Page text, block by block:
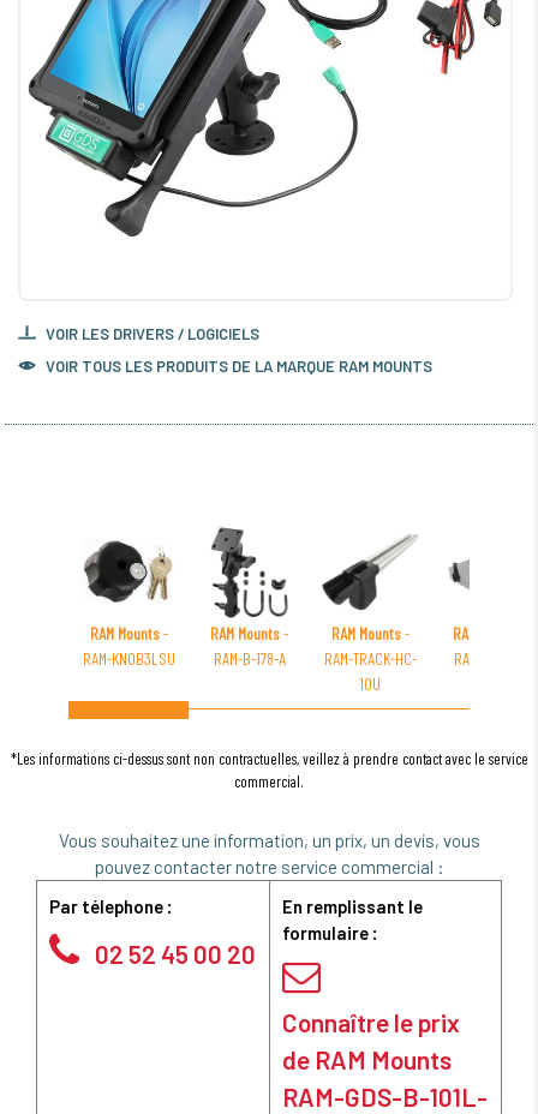
VOIR LES DRIVERS / LOGICIELS
VOIR TOUS LES PRODUITS DE LA MARQUE RAM MOUNTS
RAM Mounts-
RAM-KNOB3LSU
RAM Mounts-
RAM-B-178-A
RAM Mounts-
RAM-TRACK-HC-
10U
RAM Mounts
RAM-234K1-4
*Les informations ci-dessus sont non contractuelles, veillez à prendre contact avec le service
commercial.
Vous souhaitez une information, un prix, un devis, vous
pouvez contacter notre service commercial :
Par télephone :
02 52 45 00 20
En remplissant le
formulaire :
Connaître le prix
de RAM Mounts
RAM-GDS-B-101L-